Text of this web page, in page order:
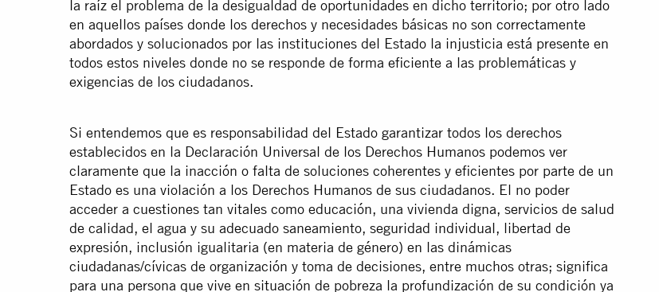
la raíz el problema de la desigualdad de oportunidades en dicho territorio; por otro lado
en aquellos países donde los derechos y necesidades básicas no son correctamente
abordados y solucionados por las instituciones del Estado la injusticia está presente en
todos estos niveles donde no se responde de forma eficiente a las problemáticas y
exigencias de los ciudadanos.
Si entendemos que es responsabilidad del Estado garantizar todos los derechos
establecidos en la Declaración Universal de los Derechos Humanos podemos ver
claramente que la inacción o falta de soluciones coherentes y eficientes por parte de un
Estado es una violación a los Derechos Humanos de sus ciudadanos. El no poder
acceder a cuestiones tan vitales como educación, una vivienda digna, servicios de salud
de calidad, el agua y su adecuado saneamiento, seguridad individual, libertad de
expresión, inclusión igualitaria (en materia de género) en las dinámicas
ciudadanas/cívicas de organización y toma de decisiones, entre muchos otras; significa
para una persona que vive en situación de pobreza la profundización de su condición ya